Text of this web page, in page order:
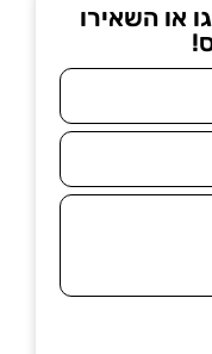
או השאירו